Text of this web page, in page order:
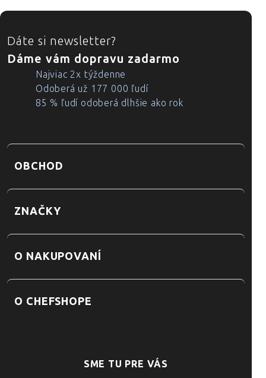
ZÁPÄTIE
Dáte si newsletter?
Dáme vám dopravu zadarmo
Najviac 2x týždenne
Odoberá už 177 000 ľudí
85 % ľudí odoberá dlhšie ako rok
OBCHOD
ZNAČKY
O NAKUPOVANÍ
O CHEFSHOPE
SME TU PRE VÁS